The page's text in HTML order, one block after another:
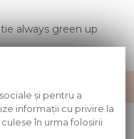
always green up
și pentru a
informații cu privire la
în urma folosirii